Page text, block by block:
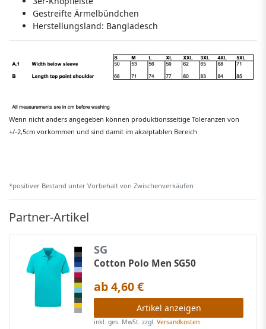
Gestreifte Ärmelbündchen
Herstellungsland: Bangladesch
Wenn nicht anders angegeben können produktionsseitige Toleranzen von
+/-2,5cm vorkommen und sind damit im akzeptablen Bereich
*positiver Bestand unter Vorbehalt von Zwischenverkäufen
Partner-Artikel
SG
Cotton Polo Men SG50
ab 4,60 €
Artikel anzeigen
inkl. ges. MwSt. zzgl.Versandkosten